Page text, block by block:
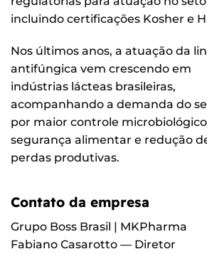
incluindo certificações Kosher e
Nos últimos anos, a atuação da
antifúngica vem crescendo em
indústrias lácteas brasileiras,
acompanhando a demanda do
por maior controle
segurança alimentar e redução
perdas produtivas.
Contato da empresa
Grupo Boss Brasil | MKPharma
Fabiano Casarotto — Diretor